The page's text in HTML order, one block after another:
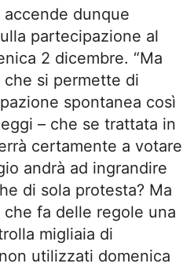
accende dunque
partecipazione al
2 dicembre. “Ma
si permette di
spontanea così
– che se trattata in
certamente a votare
andrà ad ingrandire
di sola protesta? Ma
fa delle regole una
migliaia di
utilizzati domenica